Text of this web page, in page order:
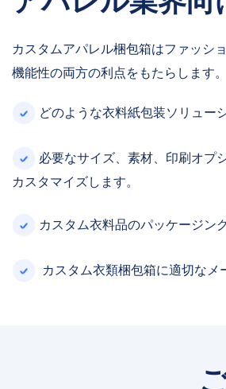
カスタムアパレル梱包箱はファッシ
機能性の両方の利点をもたらします。
どのような衣料紙包装ソリュー
必要なサイズ、素材、印刷オプ
カスタマイズします。
カスタム衣料品のパッケージン
カスタム衣類梱包箱に適切なメ